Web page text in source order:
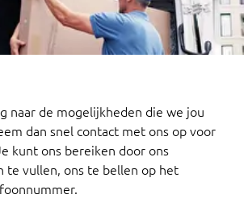
naar de mogelijkheden die we jou
dan snel contact met ons op voor
kunt ons bereiken door ons
te vullen, ons te bellen op het